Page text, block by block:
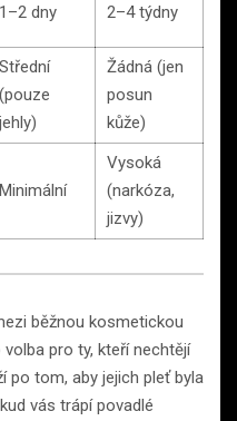
1–2 dny 2–4 týdny
Střední
(pouze
jehly)
Žádná (jen
posun
kůže)
Minimální
Vysoká
(narkóza,
jizvy)
běžnou kosmetickou
pro ty, kteří nechtějí
po tom, aby jejich pleť byla
vás trápí povadlé